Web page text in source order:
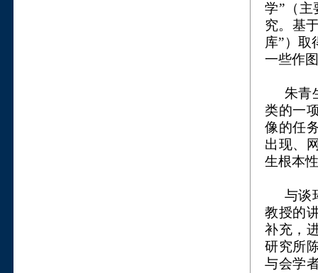
学”（
究。基
库”）
一些作
朱青
类的一
像的任
出现、
生根本
与谈
教授的
补充，
研究所
与会学